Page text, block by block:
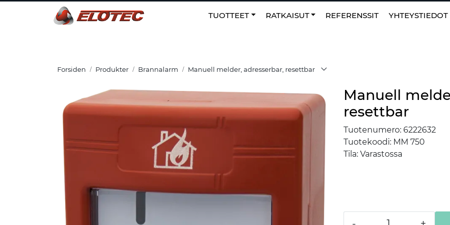
Skip to main content
Suosikit NO|
TUOTTEET RATKAISUT REFERENSSIT YHTEYSTIEDOT
Forsiden Produkter Brannalarm Manuell melder, adresserbar, resettbar
Manuell
resettbar
Tuotenumero: 6222632
Tuotekoodi: MM 750
Tila: Varastossa